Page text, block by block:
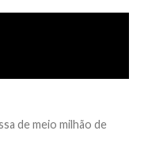
de meio milhão de